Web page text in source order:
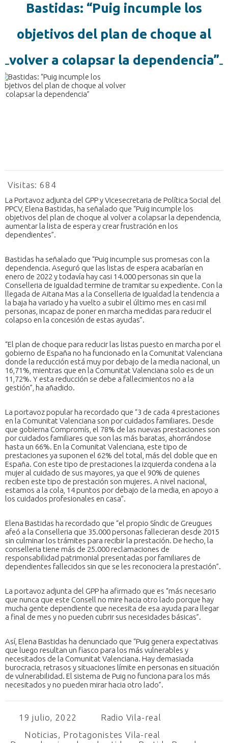
Bastidas: “Puig incumple los
objetivos del plan de choque al
volver a colapsar la dependencia”
Visitas: 684
La Portavoz adjunta del GPP y Vicesecretaria de Política Social del
PPCV, Elena Bastidas, ha señalado que “Puig incumple los
objetivos del plan de choque al volver a colapsar la dependencia,
aumentar la lista de espera y crear frustración en los
dependientes”.
Bastidas ha señalado que “Puig incumple sus promesas con la
dependencia. Aseguró que las listas de espera acabarían en
enero de 2022 y todavía hay casi 14.000 personas sin que la
Conselleria de Igualdad termine de tramitar su expediente. Con la
llegada de Aitana Mas a la Conselleria de Igualdad la tendencia a
la baja ha variado y ha vuelto a subir el último mes en casi mil
personas, incapaz de poner en marcha medidas para reducir el
colapso en la concesión de estas ayudas”.
“El plan de choque para reducir las listas puesto en marcha por el
gobierno de España no ha funcionado en la Comunitat Valenciana
donde la reducción está muy por debajo de la media nacional, un
16,71%, mientras que en la Comunitat Valenciana solo es de un
11,72%. Y esta reducción se debe a fallecimientos no a la
gestión”, ha añadido.
La portavoz popular ha recordado que “3 de cada 4 prestaciones
en la Comunitat Valenciana son por cuidados familiares. Desde
que gobierna Compromís, el 78% de las nuevas prestaciones son
por cuidados familiares que son las más baratas, ahorrándose
hasta un 66%. En la Comunitat Valenciana, este tipo de
prestaciones ya suponen el 62% del total, más del doble que en
España. Con este tipo de prestaciones la izquierda condena a la
mujer al cuidado de sus mayores, ya que el 90% de quienes
reciben este tipo de prestación son mujeres. A nivel nacional,
estamos a la cola, 14 puntos por debajo de la media, en apoyo a
los cuidados profesionales en casa”.
Elena Bastidas ha recordado que “el propio Síndic de Greugues
afeó a la Conselleria que 35.000 personas fallecieran desde 2015
sin culminar los trámites para recibir la prestación. De hecho, la
conselleria tiene más de 25.000 reclamaciones de
responsabilidad patrimonial presentadas por familiares de
dependientes fallecidos sin que se les reconociera la prestación”.
La portavoz adjunta del GPP ha afirmado que es “más necesario
que nunca que este Consell no mire hacia otro lado porque hay
mucha gente dependiente que necesita de esa ayuda para llegar
a final de mes y no pueden cubrir sus necesidades básicas”.
Así, Elena Bastidas ha denunciado que “Puig genera expectativas
que luego resultan un fiasco para los más vulnerables y
necesitados de la Comunitat Valenciana. Hay demasiada
burocracia, retrasos y situaciones límite en personas en situación
de vulnerabilidad. El sistema de Puig no funciona para los más
necesitados y no pueden mirar hacia otro lado”.
19 julio, 2022
Radio Vila-real
Noticias, Protagonistes Vila-real